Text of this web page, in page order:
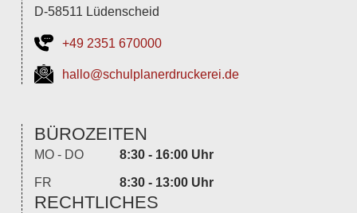
D-58511 Lüdenscheid
+49 2351 670000
hallo@schulplanerdruckerei.de
BÜROZEITEN
MO - DO 8:30 - 16:00 Uhr
FR 8:30 - 13:00 Uhr
RECHTLICHES